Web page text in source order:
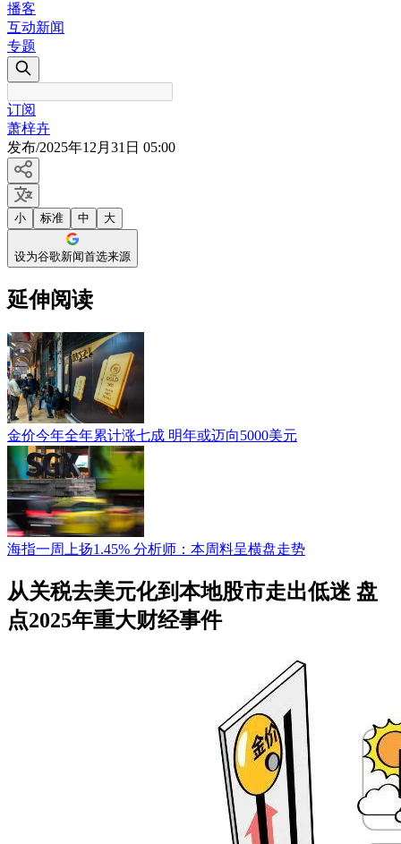
播客
互动新闻
专题
订阅
萧梓卉
发布/2025年12月31日 05:00
小 标准 中 大
设为谷歌新闻首选来源
延伸阅读
金价今年全年累计涨七成 明年或迈向5000美元
海指一周上扬1.45% 分析师：本周料呈横盘走势
从关税去美元化到本地股市走出低迷 盘
点2025年重大财经事件